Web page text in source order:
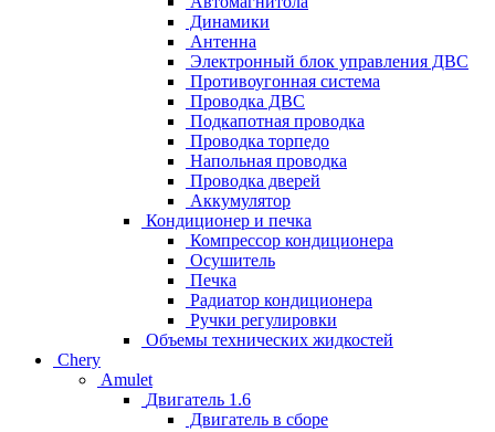
Динамики
Антенна
Электронный блок управления ДВС
Противоугонная система
Проводка ДВС
Подкапотная проводка
Проводка торпедо
Напольная проводка
Проводка дверей
Аккумулятор
Кондиционер и печка
Компрессор кондиционера
Осушитель
Печка
Радиатор кондиционера
Ручки регулировки
Объемы технических жидкостей
Chery
Amulet
Двигатель 1.6
Двигатель в сборе